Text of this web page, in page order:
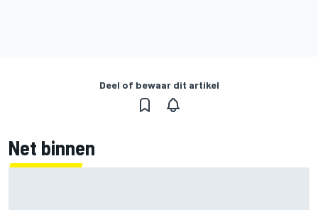
Deel of bewaar dit artikel
Net binnen